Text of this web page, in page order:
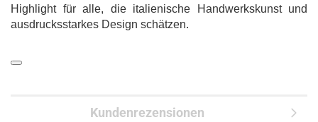
Highlight für alle, die italienische Handwerkskunst und
ausdrucksstarkes Design schätzen.
Kundenrezensionen